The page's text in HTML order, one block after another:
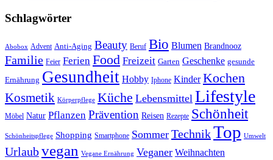
Schlagwörter
Abobox Advent Anti-Aging Beauty Beruf Bio Blumen Brandnooz
Familie Feier Ferien Food Freizeit Garten Geschenke gesunde
Ernährung Gesundheit Hobby Iphone Kinder Kochen
Kosmetik Körperpflege Küche Lebensmittel Lifestyle
Möbel Natur Pflanzen Prävention Reisen Rezepte Schönheit
Schönheitspflege Shopping Smartphone Sommer TechnikTop Umwelt
Urlaubvegan Vegane Ernährung Veganer Weihnachten